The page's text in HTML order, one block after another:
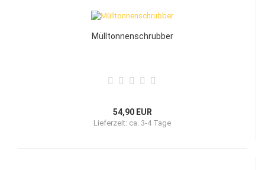
Mülltonnenschrubber
54,90 EUR
Lieferzeit: ca. 3-4 Tage